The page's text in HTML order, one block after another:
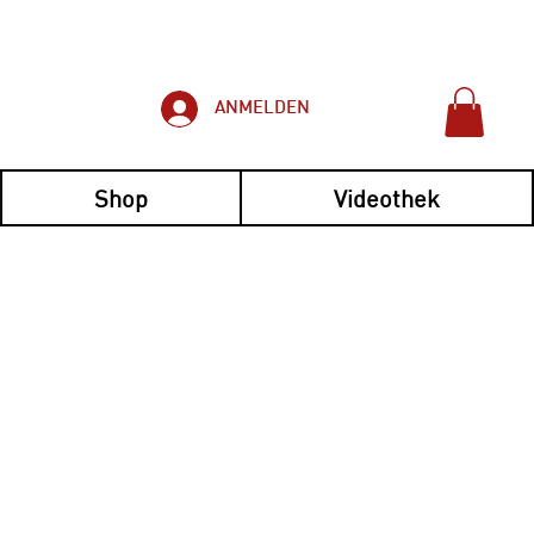
ANMELDEN
Shop Videothek